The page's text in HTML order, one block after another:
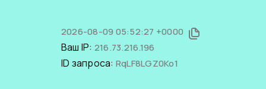
2026-08-09 05:52:27 +0000
Ваш IP: 216.73.216.196
ID запроса: RqLF8LGZ0Ko1